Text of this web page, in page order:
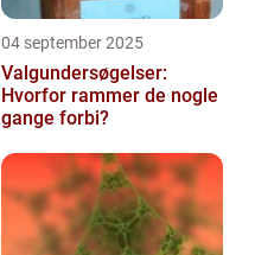
04 september 2025
Valgundersøgelser:
Hvorfor rammer de nogle
gange forbi?